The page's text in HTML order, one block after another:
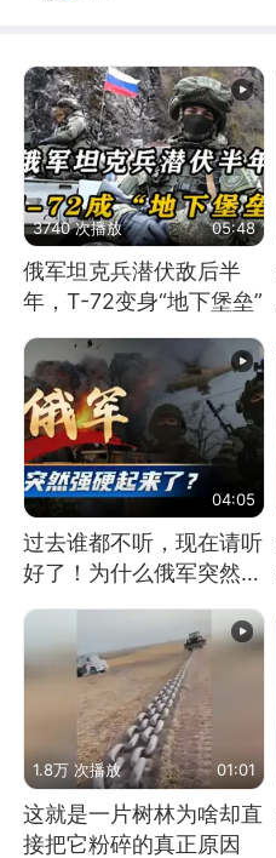
3740 次播放 05:48
俄军坦克兵潜伏敌后半
年，T-72变身“地下堡垒”
04:05
过去谁都不听，现在请听
好了！为什么俄军突然强
1.8万 次播放 01:01
这就是一片树林为啥却直
接把它粉碎的真正原因